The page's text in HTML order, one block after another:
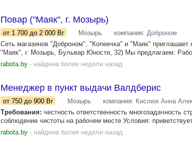
Повар ("Маяк", г. Мозырь)
от 1 700 до 2 000 Br Мозырь компания: Доброном
Сеть магазинов "Доброном", "Копеечка" и "Маяк"
"Маяк", г. Мозырь, Бульвар Юности, 32) Мы предлагаем:
rabota.by - найдена более недели назад
Менеджер в пункт выдачи Валдберис
от 750 до 900 Br Мозырь компания: Кислюк Анна
Требования: честность ответственность многозадачность
соблюдение чистоты на рабочем месте Условия:
rabota.by - найдена более недели назад